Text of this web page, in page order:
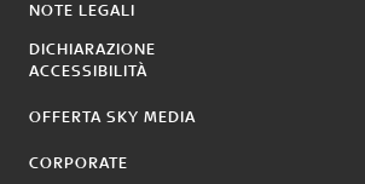
NOTE LEGALI
DICHIARAZIONE
ACCESSIBILITÀ
OFFERTA SKY MEDIA
CORPORATE